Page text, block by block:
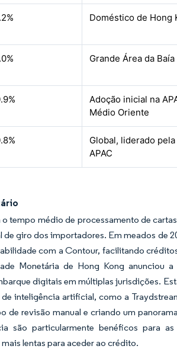
Doméstico de Hong
Grande Área da Baía
Adoção inicial na
Médio Oriente
Global, liderado
APAC
tempo médio de processamento de
giro dos importadores. Em meados de
com a Contour, facilitando
Monetária de Hong Kong anunciou
digitais em múltiplas jurisdições.
inteligência artificial, como a
revisão manual e criando um
são particularmente benéficos para
lentas para aceder ao crédito.